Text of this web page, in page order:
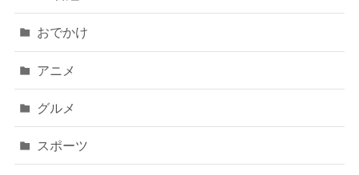
おでかけ
アニメ
グルメ
スポーツ